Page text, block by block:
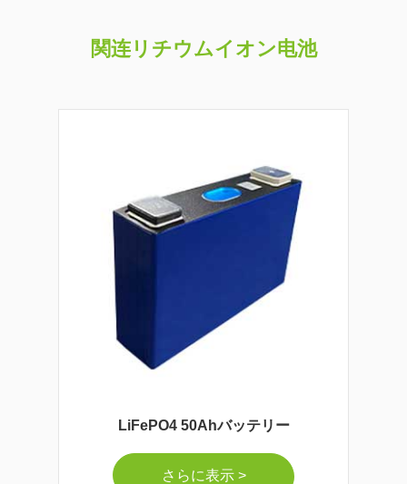
関连リチウムイオン电池
LiFePO4 50Ahバッテリー
さらに表示 >